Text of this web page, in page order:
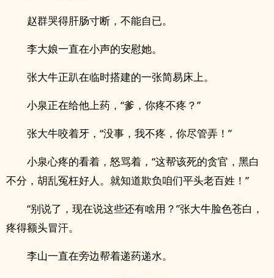
赵群哭得肝肠寸断，不能自已。
李大娘一直在小声的安慰她。
张大牛正趴在临时搭建的一张简易床上。
小泉正在给他上药，“爹，你疼不疼？”
张大牛咬着牙，“没事，我不疼，你尽管弄！”
小泉心疼的看着，怒骂着，“这帮该死的贪官，黑白
不分，胡乱冤枉好人。就知道欺负咱们平头老百姓！”
“别说了，现在说这些还有啥用？”张大牛脸色苍白，
疼得额头冒汗。
李山一直在旁边帮着递药递水。